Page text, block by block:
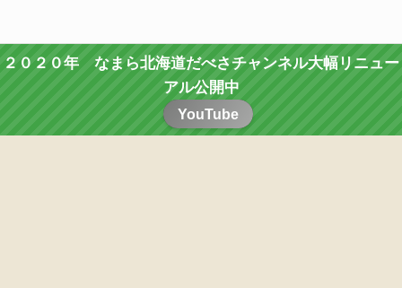
２０２０年 なまら北海道だべさチャンネル大幅リニュー
アル公開中
YouTube